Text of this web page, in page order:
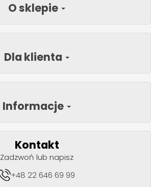
O sklepie
Dla klienta
Informacje
Kontakt
Zadzwoń lub napisz
+48 22 646 69 99